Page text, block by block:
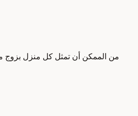
من الممكن أن تمثل كل منزل بزوج من